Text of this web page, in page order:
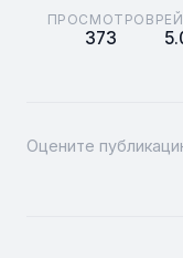
ПРОСМОТРОВ
373
Оцените